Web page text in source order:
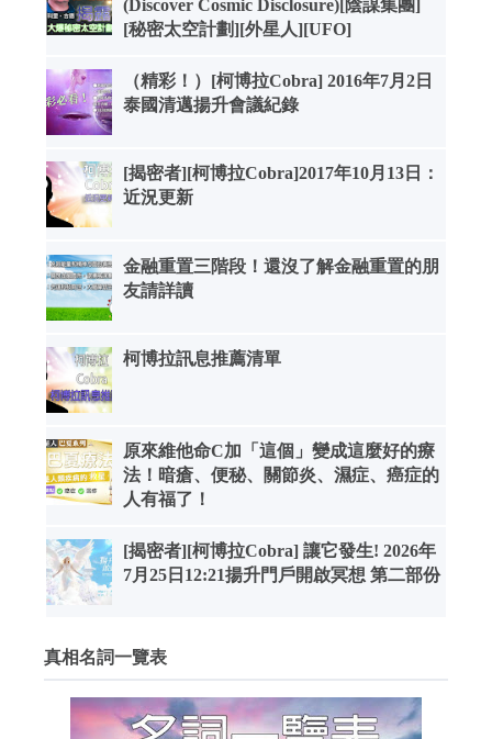
(Discover Cosmic Disclosure)[陰謀集團]
[秘密太空計劃][外星人][UFO]
（精彩！）[柯博拉Cobra] 2016年7月2日
泰國清邁揚升會議紀錄
[揭密者][柯博拉Cobra]2017年10月13日：
近況更新
金融重置三階段！還沒了解金融重置的朋
友請詳讀
柯博拉訊息推薦清單
原來維他命C加「這個」變成這麼好的療
法！暗瘡、便秘、關節炎、濕症、癌症的
人有福了！
[揭密者][柯博拉Cobra] 讓它發生! 2026年
7月25日12:21揚升門戶開啟冥想 第二部份
真相名詞一覽表